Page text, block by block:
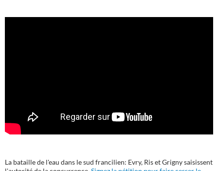
La bataille de l'eau dans le sud francilien: Evry, Ris et Grigny saisissent